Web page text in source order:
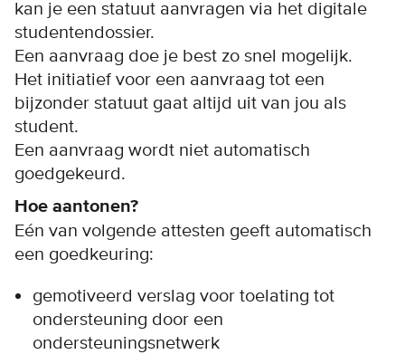
kan je een statuut aanvragen via het digitale
studentendossier.
Een aanvraag doe je best zo snel mogelijk.
Het initiatief voor een aanvraag tot een
bijzonder statuut gaat altijd uit van jou als
student.
Een aanvraag wordt niet automatisch
goedgekeurd.
Hoe aantonen?
Eén van volgende attesten geeft automatisch
een goedkeuring:
gemotiveerd verslag voor toelating tot
ondersteuning door een
ondersteuningsnetwerk